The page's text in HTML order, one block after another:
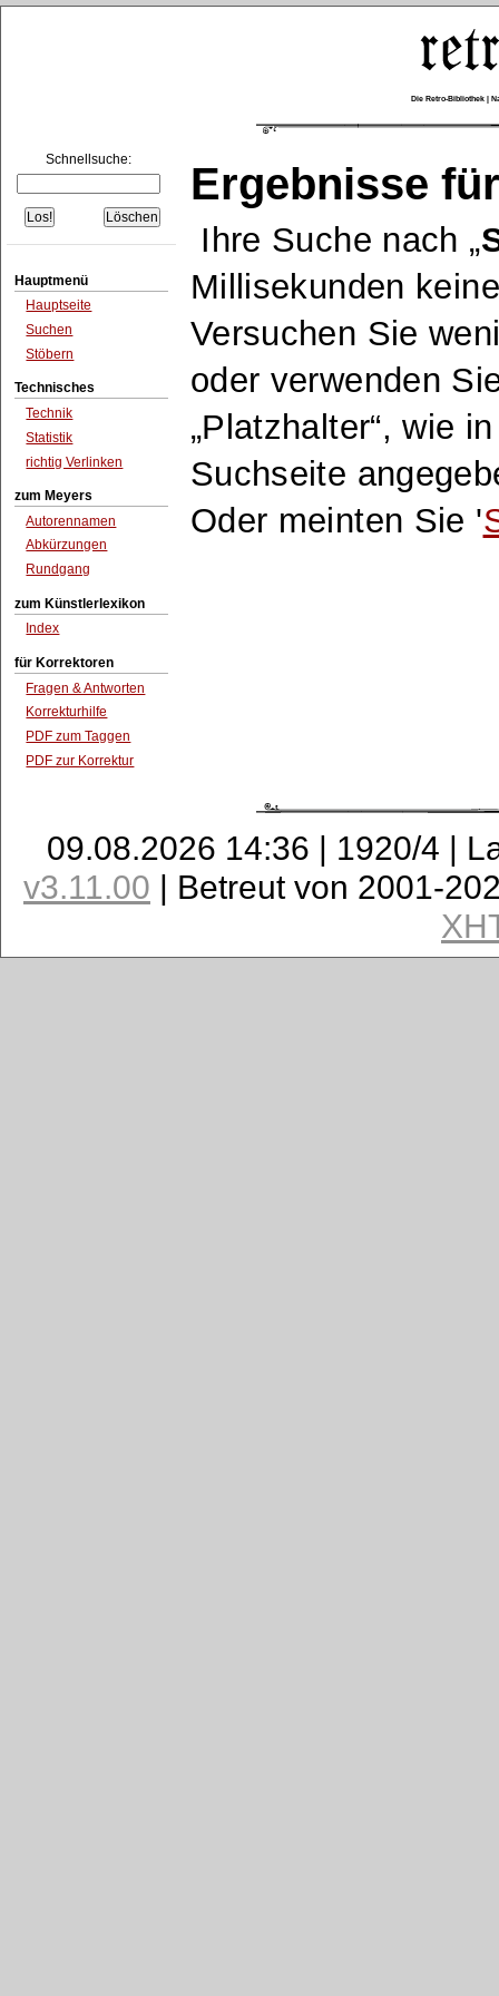
Die Retro-Bibliothek |
Schnellsuche:
Hauptmenü
Hauptseite
Suchen
Stöbern
Technisches
Technik
Statistik
richtig Verlinken
zum Meyers
Autorennamen
Abkürzungen
Rundgang
zum Künstlerlexikon
Index
für Korrektoren
Fragen & Antworten
Korrekturhilfe
PDF zum Taggen
PDF zur Korrektur
Ergebnisse
Ihre Suche nach
Millisekunden
Versuchen Sie
oder verwenden
Platzhalter , wie
Suchseite
Oder meinten Sie '
09.08.2026 14:36 | 1920/4 |
v3.11.00 | Betreut von 2001-